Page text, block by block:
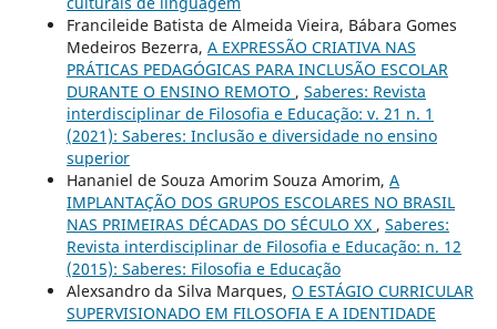
Francileide Batista de Almeida Vieira, Bábara Gomes
Medeiros Bezerra, A EXPRESSÃO CRIATIVA NAS
PRÁTICAS PEDAGÓGICAS PARA INCLUSÃO ESCOLAR
DURANTE O ENSINO REMOTO , Saberes: Revista
interdisciplinar de Filosofia e Educação: v. 21 n. 1
(2021): Saberes: Inclusão e diversidade no ensino
superior
Hananiel de Souza Amorim Souza Amorim, A
IMPLANTAÇÃO DOS GRUPOS ESCOLARES NO BRASIL
NAS PRIMEIRAS DÉCADAS DO SÉCULO XX , Saberes:
Revista interdisciplinar de Filosofia e Educação: n. 12
(2015): Saberes: Filosofia e Educação
Alexsandro da Silva Marques, O ESTÁGIO CURRICULAR
SUPERVISIONADO EM FILOSOFIA E A IDENTIDADE